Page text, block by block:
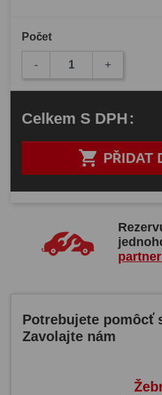
Počet
- +
 PŘIDAT
Celkem S DPH:
Potrebujete pomôcť
Zavolajte nám